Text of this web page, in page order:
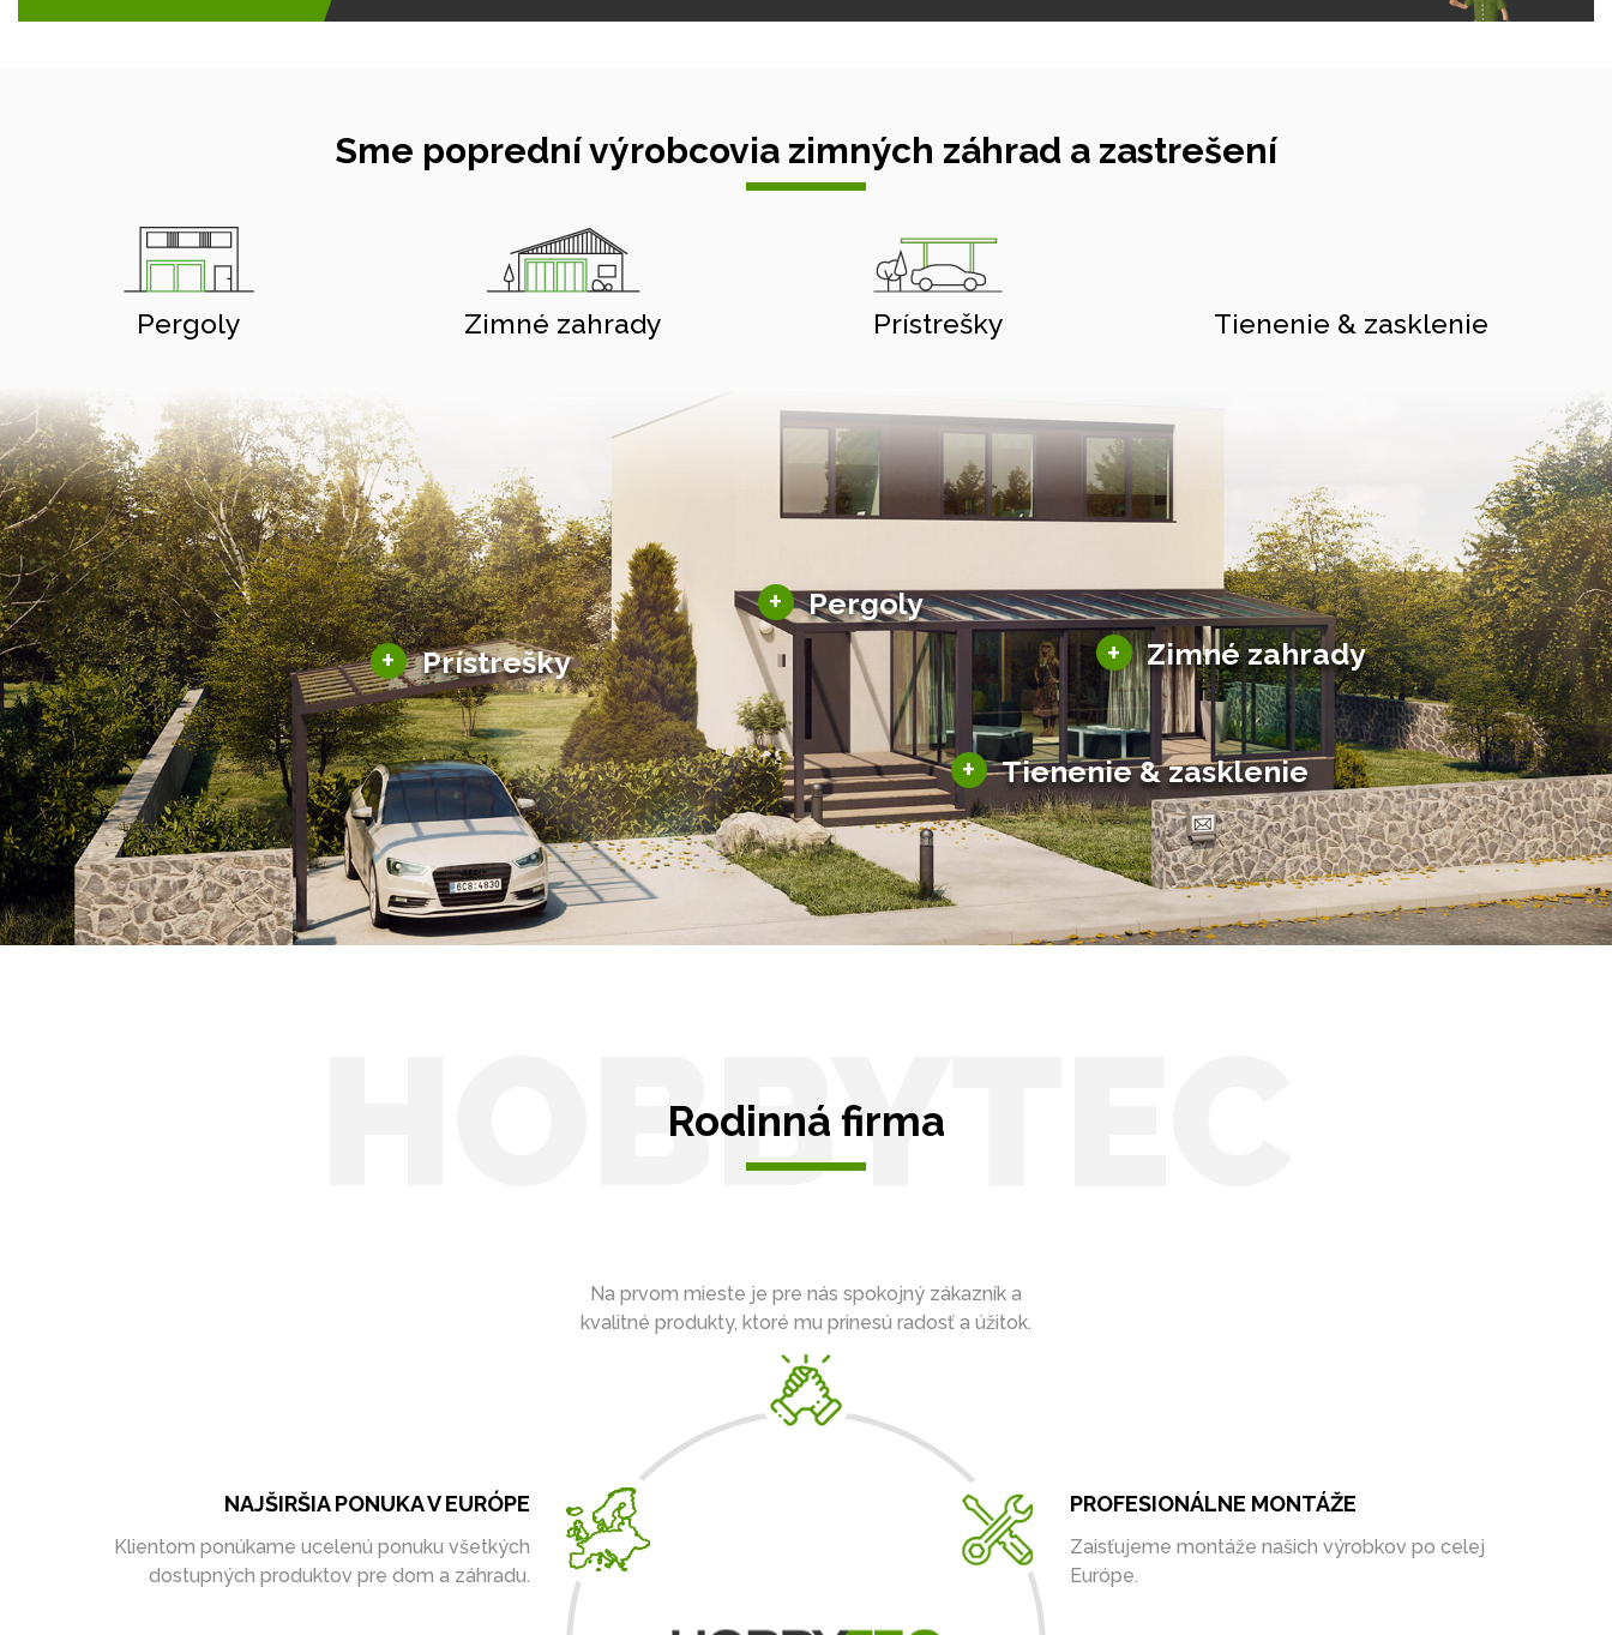
Sme poprední výrobcovia zimných záhrad a zastrešení
Pergoly Zimné zahrady Prístrešky Tienenie & zasklenie
+ Pergoly
Hliníkové pergoly
Bioklimatické pergoly
Altány a zastrešenie
Solárne pergoly
+ Zimné zahrady
Sezónne zimné záhrady
Hliníkové zimné záhrady
Posuvné zimné záhrady
Solárne zimné záhrady
+ Prístrešky
Hliníkové prístrešky
Solárne prístrešky pre auto
+ Tienenie & zasklenie
Tienenie
Zasklenie
HOBBYTEC
Rodinná firma
Na prvom mieste je pre nás spokojný zákazník a
kvalitné produkty, ktoré mu prinesú radosť a úžitok.
PROFESIONÁLNE MONTÁŽE
Zaisťujeme montáže našich výrobkov po celej
Európe.
NAJŠIRŠIA PONUKA V EURÓPE
Klientom ponúkame ucelenú ponuku všetkých
dostupných produktov pre dom a záhradu.